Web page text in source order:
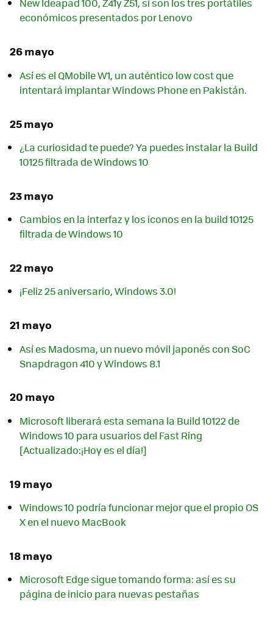
New Ideapad 100, Z41y Z51, sí son los tres portátiles
económicos presentados por Lenovo
26 mayo
Así es el QMobile W1, un auténtico low cost que
intentará implantar Windows Phone en Pakistán.
25 mayo
¿La curiosidad te puede? Ya puedes instalar la Build
10125 filtrada de Windows 10
23 mayo
Cambios en la interfaz y los iconos en la build 10125
filtrada de Windows 10
22 mayo
¡Feliz 25 aniversario, Windows 3.0!
21 mayo
Así es Madosma, un nuevo móvil japonés con SoC
Snapdragon 410 y Windows 8.1
20 mayo
Microsoft liberará esta semana la Build 10122 de
Windows 10 para usuarios del Fast Ring
[Actualizado:¡Hoy es el día!]
19 mayo
Windows 10 podría funcionar mejor que el propio OS
X en el nuevo MacBook
18 mayo
Microsoft Edge sigue tomando forma: así es su
página de inicio para nuevas pestañas